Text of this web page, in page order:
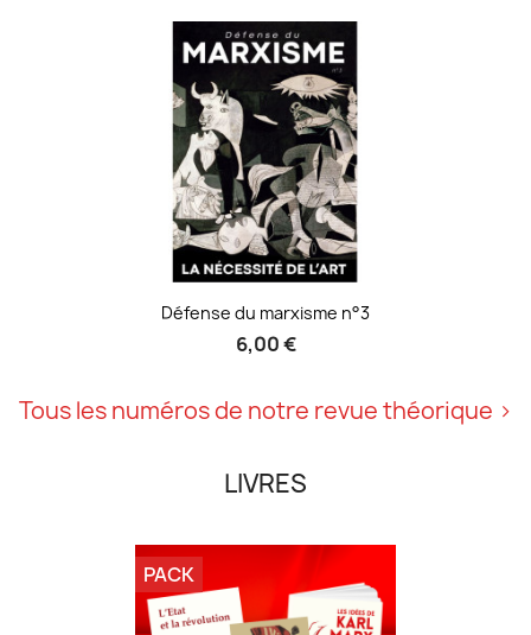
Défense du marxisme n°3
6,00 €
Tous les numéros de notre revue théorique
LIVRES
PACK